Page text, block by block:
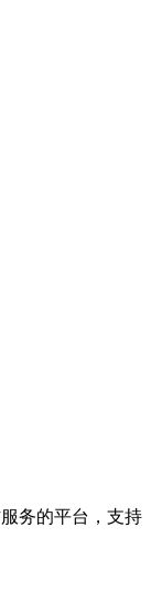
务的平台，支持